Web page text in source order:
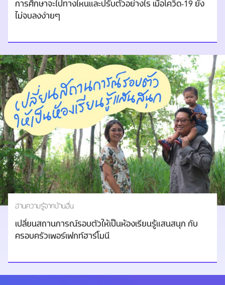
การศึกษาจะไปทางไหนและปรับตัวอย่างไร เมื่อโควิด-19 ยัง
ไม่จบลงง่ายๆ
อ่านความรู้จากบ้านอื่น
เปลี่ยนสถานการณ์รอบตัวให้เป็นห้องเรียนรู้แสนสนุก กับ
ครอบครัวเพอร์เฟกท์ฮาร์โมนี